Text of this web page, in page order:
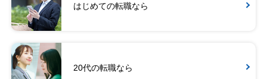
はじめての転職なら
20代の転職なら